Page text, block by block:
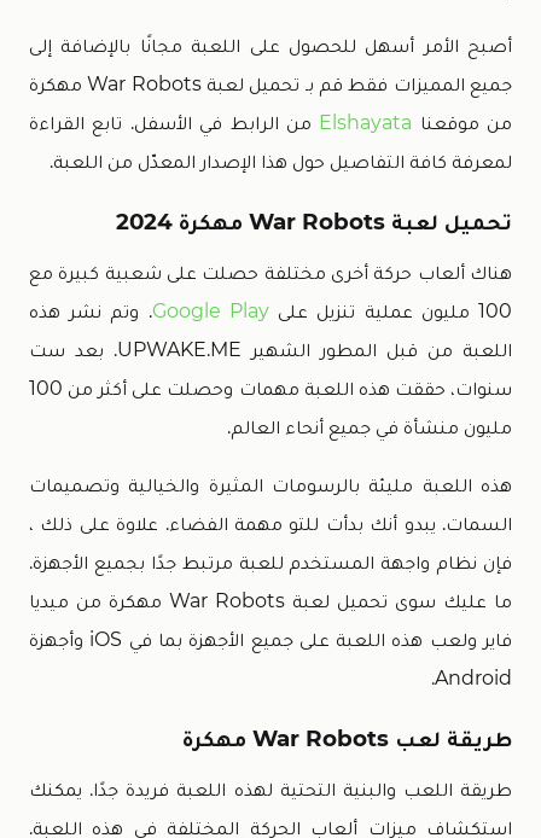
أصبح الأمر أسهل للحصول على اللعبة مجانًا بالإضافة إلى
جميع المميزات فقط قم بـ تحميل لعبة War Robots مهكرة
من موقعنا Elshayata من الرابط في الأسفل. تابع القراءة
لمعرفة كافة التفاصيل حول هذا الإصدار المعدّل من اللعبة.
تحميل لعبة War Robots مهكرة 2024
هناك ألعاب حركة أخرى مختلفة حصلت على شعبية كبيرة مع
100 مليون عملية تنزيل على
Google Play. وتم نشر هذه
اللعبة من قبل المطور الشهير UPWAKE.ME. بعد ست
سنوات، حققت هذه اللعبة مهمات وحصلت على أكثر من 100
مليون منشأة في جميع أنحاء العالم.
هذه اللعبة مليئة بالرسومات المثيرة والخيالية وتصميمات
السمات. يبدو أنك بدأت للتو مهمة الفضاء. علاوة على ذلك ،
فإن نظام واجهة المستخدم للعبة مرتبط جدًا بجميع الأجهزة.
ما عليك سوى تحميل لعبة War Robots مهكرة من ميديا
فاير ولعب هذه اللعبة على جميع الأجهزة بما في iOS وأجهزة
Android.
طريقة لعب War Robots مهكرة
طريقة اللعب والبنية التحتية لهذه اللعبة فريدة جدًا. يمكنك
استكشاف ميزات ألعاب الحركة المختلفة في هذه اللعبة.